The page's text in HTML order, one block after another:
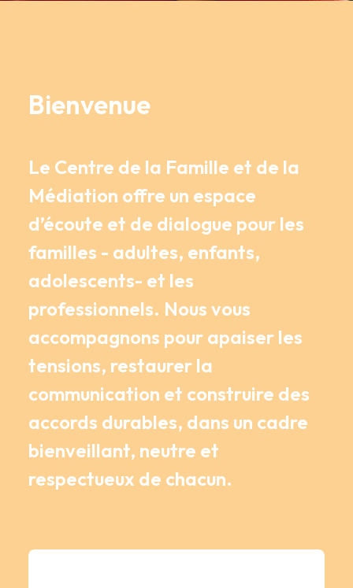
Bienvenue
Le Centre de la Famille et de la
Médiation offre un espace
d’écoute et de dialogue pour les
familles - adultes, enfants,
adolescents- et les
professionnels. Nous vous
accompagnons pour apaiser les
tensions, restaurer la
communication et construire des
accords durables, dans un cadre
bienveillant, neutre et
respectueux de chacun.